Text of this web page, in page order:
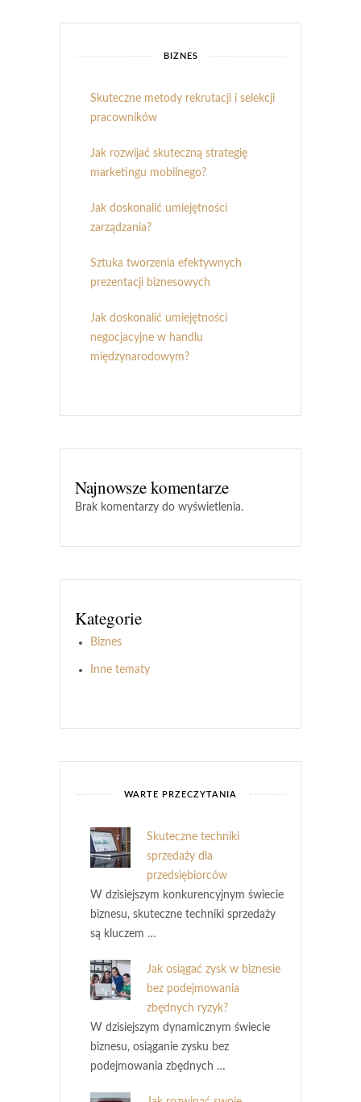
BIZNES
Skuteczne metody rekrutacji i selekcji
pracowników
Jak rozwijać skuteczną strategię
marketingu mobilnego?
Jak doskonalić umiejętności
zarządzania?
Sztuka tworzenia efektywnych
prezentacji biznesowych
Jak doskonalić umiejętności
negocjacyjne w handlu
międzynarodowym?
Najnowsze komentarze
Brak komentarzy do wyświetlenia.
Kategorie
Biznes
Inne tematy
WARTE PRZECZYTANIA
Skuteczne techniki
sprzedaży dla
przedsiębiorców
W dzisiejszym konkurencyjnym świecie
biznesu, skuteczne techniki sprzedaży
są kluczem …
Jak osiągać zysk w biznesie
bez podejmowania
zbędnych ryzyk?
W dzisiejszym dynamicznym świecie
biznesu, osiąganie zysku bez
podejmowania zbędnych …